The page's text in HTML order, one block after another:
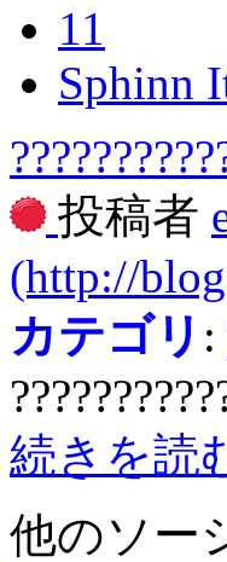
11
Sphinn
投稿者
(http://
カテゴリ :
続きを読
他のソー